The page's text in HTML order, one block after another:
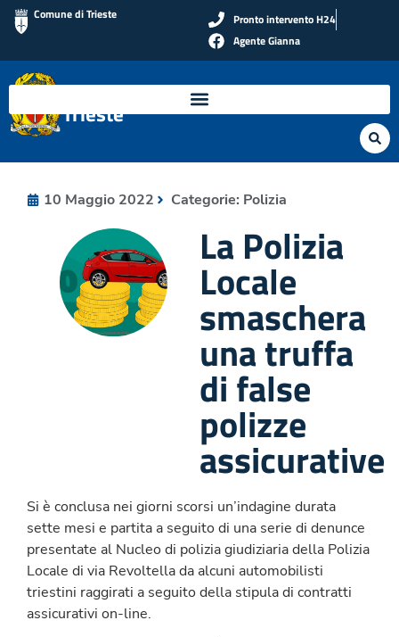
Comune di Trieste
Pronto intervento H24
Agente Gianna
Polizia Locale di
Trieste
10 Maggio 2022 Categorie: Polizia
La Polizia
Locale
smaschera
una truffa
di false
polizze
assicurative
Si è conclusa nei giorni scorsi un’indagine durata
sette mesi e partita a seguito di una serie di denunce
presentate al Nucleo di polizia giudiziaria della Polizia
Locale di via Revoltella da alcuni automobilisti
triestini raggirati a seguito della stipula di contratti
assicurativi on-line.